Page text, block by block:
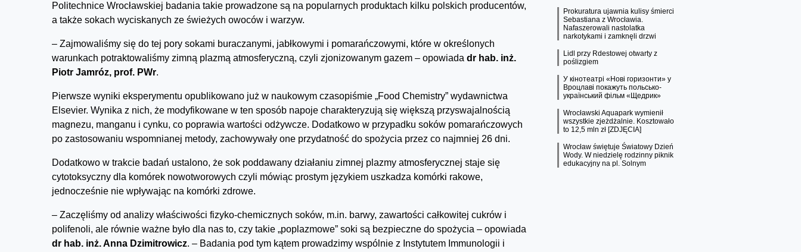
Politechnice Wrocławskiej badania takie prowadzone są na popularnych produktach kilku polskich producentów,
a także sokach wyciskanych ze świeżych owoców i warzyw.
– Zajmowaliśmy się do tej pory sokami buraczanymi, jabłkowymi i pomarańczowymi, które w określonych
warunkach potraktowaliśmy zimną plazmą atmosferyczną, czyli zjonizowanym gazem – opowiada dr hab. inż.
Piotr Jamróz, prof. PWr.
Pierwsze wyniki eksperymentu opublikowano już w naukowym czasopiśmie „Food Chemistry” wydawnictwa
Elsevier. Wynika z nich, że modyfikowane w ten sposób napoje charakteryzują się większą przyswajalnością
magnezu, manganu i cynku, co poprawia wartości odżywcze. Dodatkowo w przypadku soków pomarańczowych
po zastosowaniu wspomnianej metody, zachowywały one przydatność do spożycia przez co najmniej 26 dni.
Dodatkowo w trakcie badań ustalono, że sok poddawany działaniu zimnej plazmy atmosferycznej staje się
cytotoksyczny dla komórek nowotworowych czyli mówiąc prostym językiem uszkadza komórki rakowe,
jednocześnie nie wpływając na komórki zdrowe.
– Zaczęliśmy od analizy właściwości fizyko-chemicznych soków, m.in. barwy, zawartości całkowitej cukrów i
polifenoli, ale równie ważne było dla nas to, czy takie „poplazmowe” soki są bezpieczne do spożycia – opowiada
dr hab. inż. Anna Dzimitrowicz. – Badania pod tym kątem prowadzimy wspólnie z Instytutem Immunologii i
Prokuratura ujawnia kulisy śmierci
Sebastiana z Wrocławia.
Nafaszerowali nastolatka
narkotykami i zamknęli drzwi
Lidl przy Rdestowej otwarty z
poślizgiem
У кінотеатрі «Нові горизонти» у
Вроцлаві покажуть польсько-
український фільм «Щедрик»
Wrocławski Aquapark wymienił
wszystkie zjeżdżalnie. Kosztowało
to 12,5 mln zł [ZDJĘCIA]
Wrocław świętuje Światowy Dzień
Wody. W niedzielę rodzinny piknik
edukacyjny na pl. Solnym